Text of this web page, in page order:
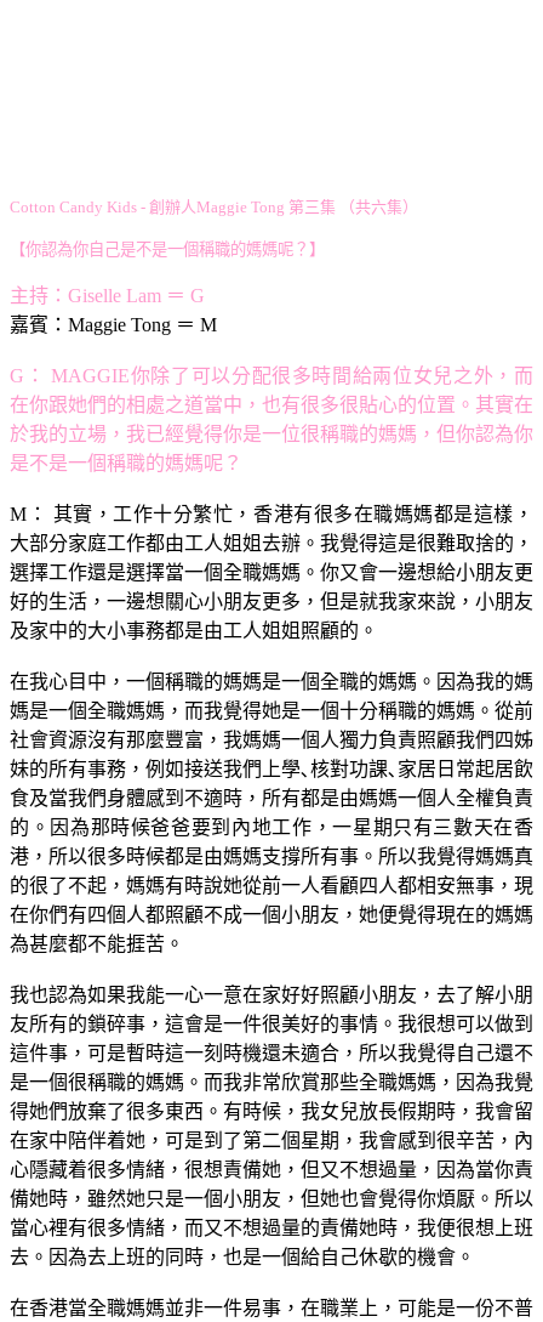
Cotton Candy Kids - 創辦人Maggie Tong 第三集 （共六集）
【你認為你自己是不是一個稱職的媽媽呢？】
主持：Giselle Lam ＝ G
嘉賓：Maggie Tong ＝ M
G： MAGGIE你除了可以分配很多時間給兩位女兒之外，而
在你跟她們的相處之道當中，也有很多很貼心的位置。其實在
於我的立場，我已經覺得你是一位很稱職的媽媽，但你認為你
是不是一個稱職的媽媽呢？
M： 其實，工作十分繁忙，香港有很多在職媽媽都是這樣，
大部分家庭工作都由工人姐姐去辦。我覺得這是很難取捨的，
選擇工作還是選擇當一個全職媽媽。你又會一邊想給小朋友更
好的生活，一邊想關心小朋友更多，但是就我家來說，小朋友
及家中的大小事務都是由工人姐姐照顧的。
在我心目中，一個稱職的媽媽是一個全職的媽媽。因為我的媽
媽是一個全職媽媽，而我覺得她是一個十分稱職的媽媽。從前
社會資源沒有那麼豐富，我媽媽一個人獨力負責照顧我們四姊
妹的所有事務，例如接送我們上學､核對功課､家居日常起居飲
食及當我們身體感到不適時，所有都是由媽媽一個人全權負責
的。因為那時候爸爸要到內地工作，一星期只有三數天在香
港，所以很多時候都是由媽媽支撐所有事。所以我覺得媽媽真
的很了不起，媽媽有時說她從前一人看顧四人都相安無事，現
在你們有四個人都照顧不成一個小朋友，她便覺得現在的媽媽
為甚麼都不能捱苦。
我也認為如果我能一心一意在家好好照顧小朋友，去了解小朋
友所有的鎖碎事，這會是一件很美好的事情。我很想可以做到
這件事，可是暫時這一刻時機還未適合，所以我覺得自己還不
是一個很稱職的媽媽。而我非常欣賞那些全職媽媽，因為我覺
得她們放棄了很多東西。有時候，我女兒放長假期時，我會留
在家中陪伴着她，可是到了第二個星期，我會感到很辛苦，內
心隱藏着很多情緒，很想責備她，但又不想過量，因為當你責
備她時，雖然她只是一個小朋友，但她也會覺得你煩厭。所以
當心裡有很多情緒，而又不想過量的責備她時，我便很想上班
去。因為去上班的同時，也是一個給自己休歇的機會。
在香港當全職媽媽並非一件易事，在職業上，可能是一份不普